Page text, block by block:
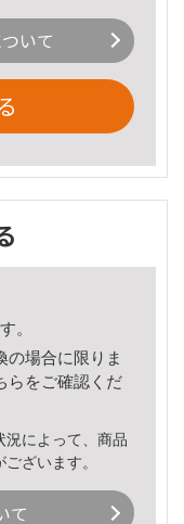
いて
。
の場合に限りま
ら をご確認くだ
によって、商品
ざいます。
て